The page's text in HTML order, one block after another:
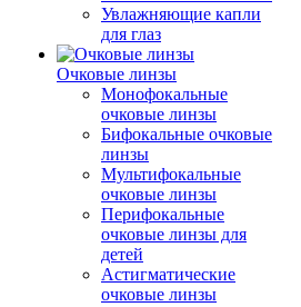
Увлажняющие капли
для глаз
Очковые линзы
Монофокальные
очковые линзы
Бифокальные очковые
линзы
Мультифокальные
очковые линзы
Перифокальные
очковые линзы для
детей
Астигматические
очковые линзы